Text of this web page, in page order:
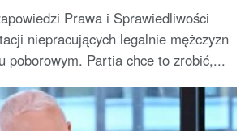
Prawa i Sprawiedliwości
niepracujących legalnie mężczyzn
poborowym. Partia chce to zrobić,...